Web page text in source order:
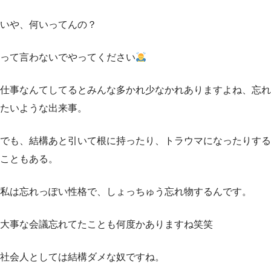
いや、何いってんの？
って言わないでやってください
仕事なんてしてるとみんな多かれ少なかれありますよね、忘れ
たいような出来事。
でも、結構あと引いて根に持ったり、トラウマになったりする
こともある。
私は忘れっぽい性格で、しょっちゅう忘れ物するんです。
大事な会議忘れてたことも何度かありますね笑笑
社会人としては結構ダメな奴ですね。